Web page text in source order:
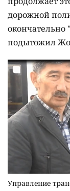
дорожной
подытожил
Управление